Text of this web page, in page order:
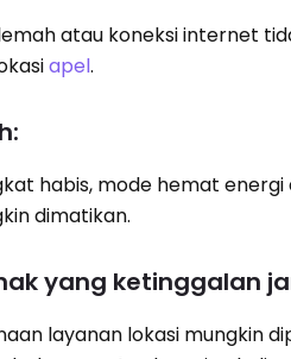
atau koneksi internet
apel.
habis, mode hemat
dimatikan.
yang ketinggalan
layanan lokasi mungkin